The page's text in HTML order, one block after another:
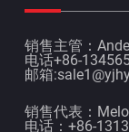
销售主管：
电话+86-
邮箱:
销售代表：
电话：+86-